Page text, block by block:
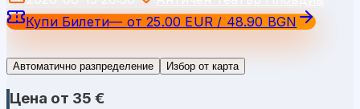
Купи Билети— от 25.00 EUR / 48.90 BGN
Автоматично разпределение Избор от карта
Цена от 35 €